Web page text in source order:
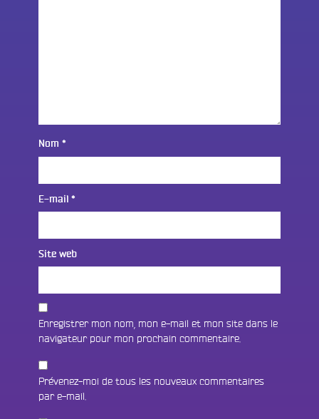
Nom *
E-mail *
Site web
Enregistrer mon nom, mon e-mail et mon site dans le
navigateur pour mon prochain commentaire.
Prévenez-moi de tous les nouveaux commentaires
par e-mail.